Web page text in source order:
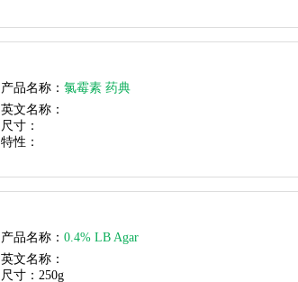
产品名称： 氯霉素 药典
英文名称：
尺寸：
特性：
产品名称： 0.4% LB Agar
英文名称：
尺寸： 250g